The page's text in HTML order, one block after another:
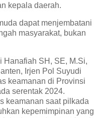
kepala daerah.
dapat menjembatani
masyarakat, bukan
Hanafiah SH, SE, M.Si,
Irjen Pol Suyudi
keamanan di Provinsi
serentak 2024.
keamanan saat pilkada
kepemimpinan yang